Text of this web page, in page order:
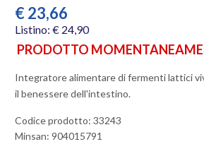
€23,66
Listino: € 24,90
PRODOTTO
Integratore alimentare di fermenti lattici
il benessere dell'intestino.
Codice prodotto: 33243
Minsan: 904015791